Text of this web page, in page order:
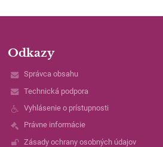
Odkazy
Správca obsahu
Technická podpora
Vyhlásenie o prístupnosti
Právne informácie
Zásady ochrany osobných údajov